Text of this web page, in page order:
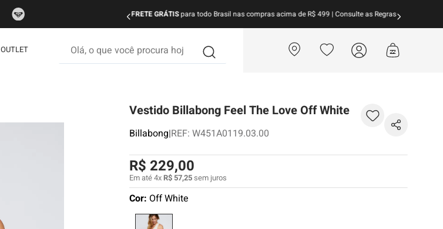
de R$ 499 | Consulte as Regras Parcele suas compras ematé 10x sem juros!Aproveite!
OUTLET
Vestido Billabong Feel The Love Off White
Billabong|REF: W451A0119.03.00
R$ 229,00
Em até4xR$ 57,25sem juros
Cor: Off White